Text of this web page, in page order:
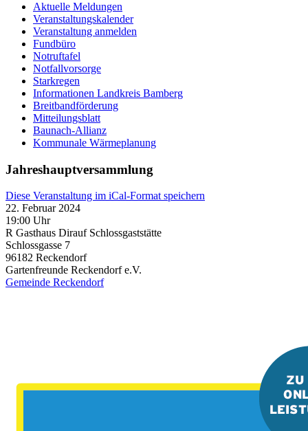
Aktuelle Meldungen
Veranstaltungskalender
Veranstaltung anmelden
Fundbüro
Notruftafel
Notfallvorsorge
Starkregen
Informationen Landkreis Bamberg
Breitbandförderung
Mitteilungsblatt
Baunach-Allianz
Kommunale Wärmeplanung
Jahreshauptversammlung
Diese Veranstaltung im iCal-Format speichern
22. Februar 2024
19:00 Uhr
R Gasthaus Dirauf Schlossgaststätte
Schlossgasse 7
96182 Reckendorf
Gartenfreunde Reckendorf e.V.
Gemeinde Reckendorf